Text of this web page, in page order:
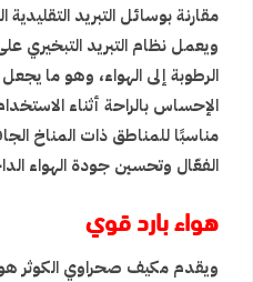
مقارنة بوسائل التبريد
ويعمل نظام التبريد
الرطوبة إلى الهواء، وهو ما يجعل
الإحساس بالراحة أثناء
مناسبًا للمناطق ذات المناخ
الفعّال وتحسين جودة الهواء
هواء بارد قوي
ويقدم مكيف صحراوي الكوثر